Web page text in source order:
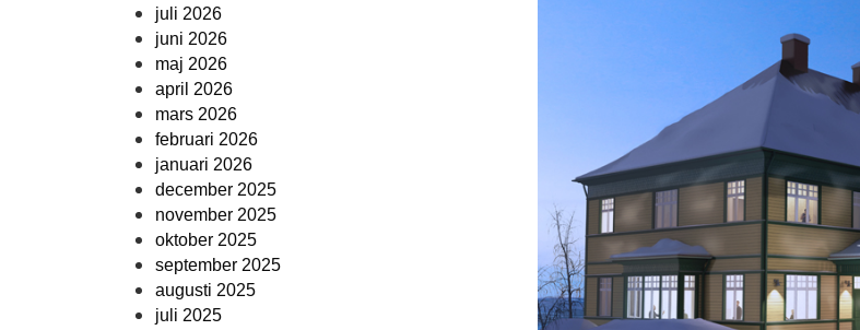
juli 2026
juni 2026
maj 2026
april 2026
mars 2026
februari 2026
januari 2026
december 2025
november 2025
oktober 2025
september 2025
augusti 2025
juli 2025